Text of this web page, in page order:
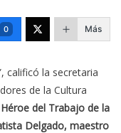
0 Más
calificó la secretaria
de la Cultura
del Trabajo de la
Delgado, maestro